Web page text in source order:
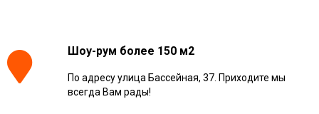
Шоу-рум более 150 м2
По адресу улица Бассейная, 37. Приходите мы
всегда Вам рады!